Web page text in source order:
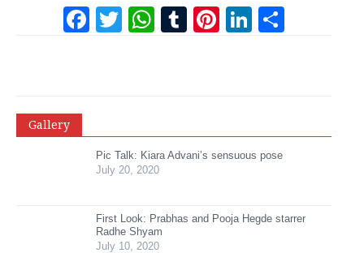
Facebook
Twitter
WhatsApp
Tumblr
Pinterest
Gallery
Pic Talk: Kiara Advani’s sensuous pose
July 20, 2020
First Look: Prabhas and Pooja Hegde starrer
Radhe Shyam
July 10, 2020